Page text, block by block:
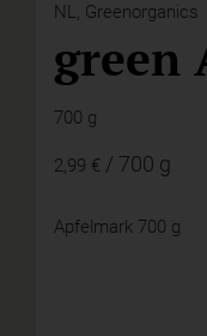
NL, Greenorganics
green
700 g
2,99 € / 700 g
Apfelmark 700 g